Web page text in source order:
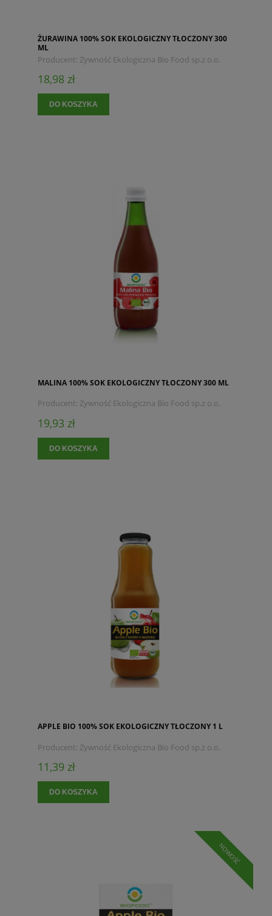
ŻURAWINA 100% SOK EKOLOGICZNY TŁOCZONY 300
ML
Producent: Żywność Ekologiczna Bio Food sp.z o.o.
18,98 zł
DO KOSZYKA
MALINA 100% SOK EKOLOGICZNY TŁOCZONY 300 ML
Producent: Żywność Ekologiczna Bio Food sp.z o.o.
19,93 zł
DO KOSZYKA
APPLE BIO 100% SOK EKOLOGICZNY TŁOCZONY 1 L
Producent: Żywność Ekologiczna Bio Food sp.z o.o.
11,39 zł
DO KOSZYKA
NOWOŚĆ